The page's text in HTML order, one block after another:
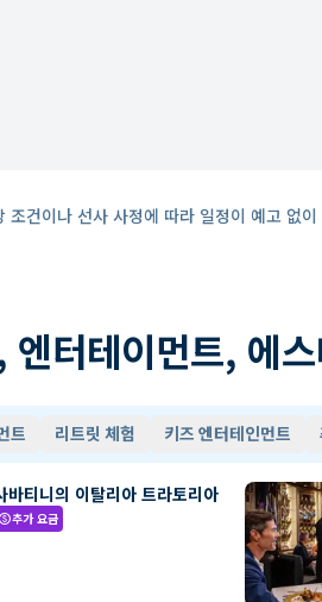
조건이나 선사 사정에 따라 일정이 예고 없
터테이먼트, 에
트 리트릿 체험 키즈 엔터테인먼트
바티니의 이탈리아 트라토리아
paid추가 요금